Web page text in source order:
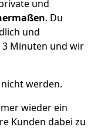
und
. Du
und
3 Minuten und wir
werden.
wieder ein
Kunden dabei zu